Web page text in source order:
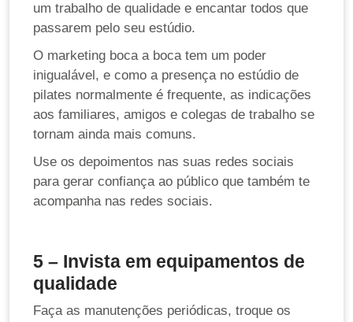
um trabalho de qualidade e encantar todos que
passarem pelo seu estúdio.
O marketing boca a boca tem um poder
inigualável, e como a presença no estúdio de
pilates normalmente é frequente, as indicações
aos familiares, amigos e colegas de trabalho se
tornam ainda mais comuns.
Use os depoimentos nas suas redes sociais
para gerar confiança ao público que também te
acompanha nas redes sociais.
5 – Invista em equipamentos de
qualidade
Faça as manutenções periódicas, troque os